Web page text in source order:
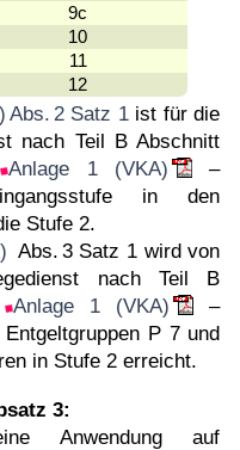
9c
10
11
12
Abs. 2 Satz 1ist für die
nach Teil B Abschnitt
Anlage 1 (VKA)
–
in den
Stufe 2.
Abs. 3 Satz 1 wird von
nach Teil B
Anlage 1 (VKA)
–
P 7 und
in Stufe 2 erreicht.
3:
Anwendung auf